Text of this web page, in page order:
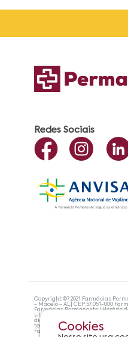
Cookies
Redes Sociais
Copyright ©? 2021 Farmácias
- Maceió - AL| CEP:57.051-000
Farmácias Permanente | Horário
site não devem ser utilizadas
diagnosticar problemas de saúde
tecnologias mais avançadas de
Farmácias Permanente. Todos os